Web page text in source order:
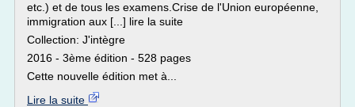
etc.) et de tous les examens.Crise de l'Union européenne,
immigration aux [...] lire la suite
Collection: J'intègre
2016 - 3ème édition - 528 pages
Cette nouvelle édition met à...
Lire la suite